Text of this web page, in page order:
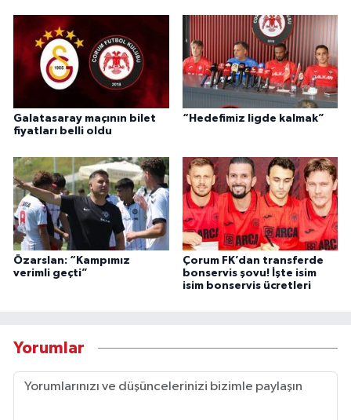
Galatasaray maçının bilet
fiyatları belli oldu
“Hedefimiz ligde kalmak”
Özarslan: “Kampımız
verimli geçti”
Çorum FK’dan transferde
bonservis şovu! İşte isim
isim bonservis ücretleri
Yorumlar